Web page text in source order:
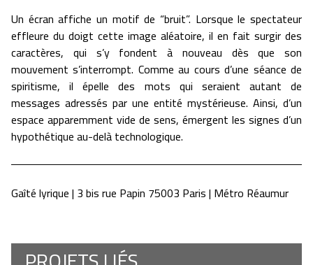
Un écran affiche un motif de “bruit”. Lorsque le spectateur
effleure du doigt cette image aléatoire, il en fait surgir des
caractères, qui s’y fondent à nouveau dès que son
mouvement s’interrompt. Comme au cours d’une séance de
spiritisme, il épelle des mots qui seraient autant de
messages adressés par une entité mystérieuse. Ainsi, d’un
espace apparemment vide de sens, émergent les signes d’un
hypothétique au-delà technologique.
Gaîté lyrique | 3 bis rue Papin 75003 Paris | Métro Réaumur